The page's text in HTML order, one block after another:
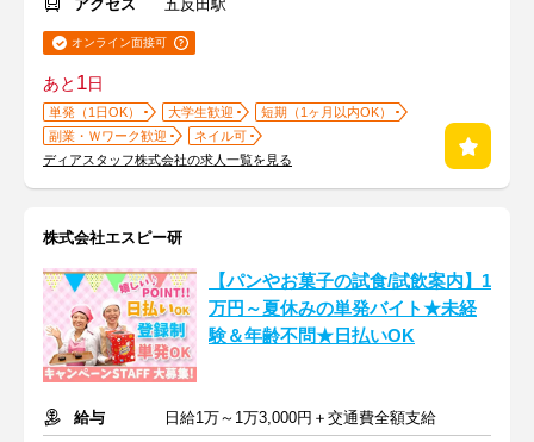
アクセス
五反田駅
オンライン面接可
あと 1日
単発（1日OK） 大学生歓迎
短期（1ヶ月以内OK）
副業・Ｗワーク歓迎
ネイル可
ディアスタッフ株式会社の求人一覧を見る
株式会社エスピー研
【パンやお菓子の試食/試飲案内】1
万円～夏休みの単発バイト★未経
験＆年齢不問★日払いOK
給与
日給1万～1万3,000円＋交通費全額支給